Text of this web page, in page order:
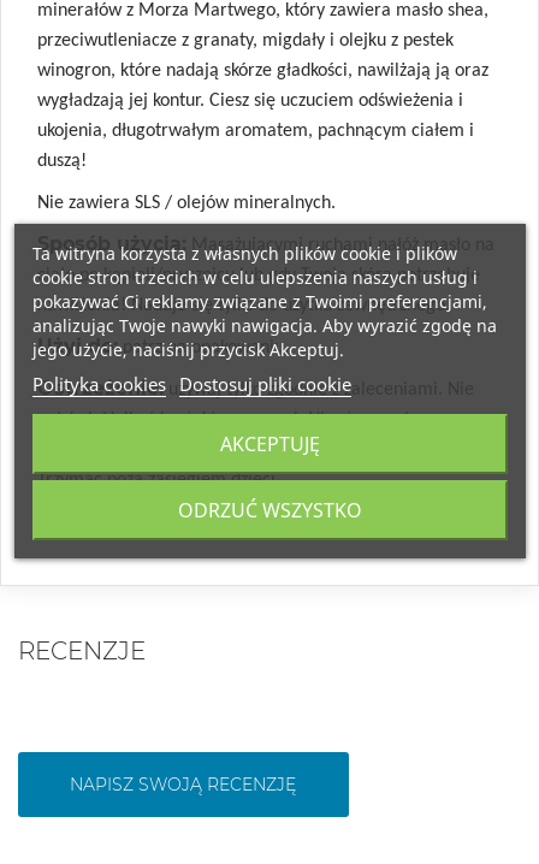
minerałów z Morza Martwego, który zawiera masło shea,
przeciwutleniacze z granaty, migdały i olejku z pestek
winogron, które nadają skórze gładkości, nawilżają ją oraz
wygładzają jej kontur. Ciesz się uczuciem odświeżenia i
ukojenia, długotrwałym aromatem, pachnącym ciałem i
duszą!
Nie zawiera SLS / olejów mineralnych.
Sposób użycia:
Masażującymi ruchami nałóż masło na
ciało po kąpieli/prysznicu lub gdy Twoja skóra potrzebuje
nawilżenia! Nadaje się tylko do użytku zewnętrznego.
Użyj do:patrz na opakowaniu.
Ostrzeżenie:używaj tylko zgodnie z zaleceniami. Nie
połykaj. Unikać kontaktu z oczami. Nie stosować w
przypadku nadwrażliwości na którykolwiek ze składników.
Trzymać poza zasięgiem dzieci.
Frigor Ltd, Izrael.
RECENZJE
NAPISZ SWOJĄ RECENZJĘ
Ta witryna korzysta z własnych plików cookie i plików
cookie stron trzecich w celu ulepszenia naszych usług i
pokazywać Ci reklamy związane z Twoimi preferencjami,
analizując Twoje nawyki nawigacja. Aby wyrazić zgodę na
jego użycie, naciśnij przycisk Akceptuj.
Polityka cookies Dostosuj pliki cookie
ODRZUĆ WSZYSTKO
AKCEPTUJĘ